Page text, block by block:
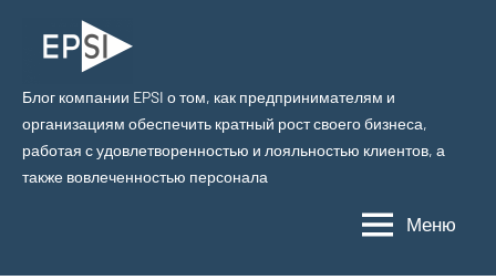
EPSI
|
Блог компании EPSI о том, как предпринимателям и
организациям обеспечить кратный рост своего бизнеса,
работая с удовлетворенностью и лояльностью клиентов, а
также вовлеченностью персонала
Меню